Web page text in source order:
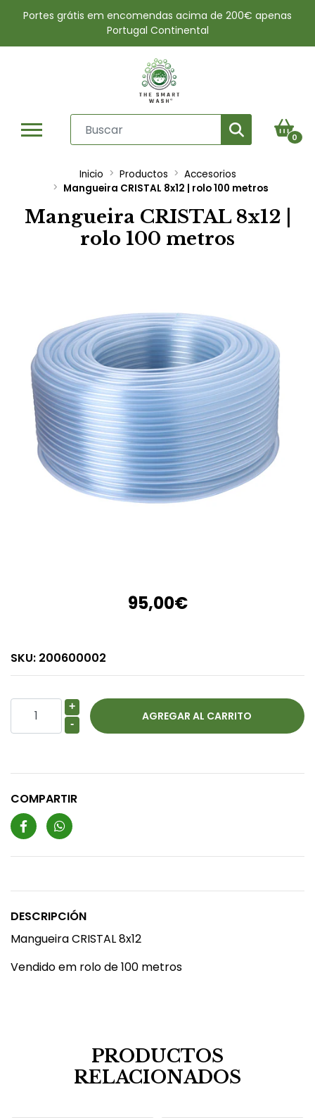
Portes grátis em encomendas acima de 200€ apenas
Portugal Continental
0
Inicio Productos
Accesorios
Mangueira CRISTAL 8x12 | rolo 100 metros
Mangueira CRISTAL 8x12 |
rolo 100 metros
95,00€
SKU: 200600002
+
-
COMPARTIR
DESCRIPCIÓN
Mangueira CRISTAL 8x12
Vendido em rolo de 100 metros
PRODUCTOS
RELACIONADOS